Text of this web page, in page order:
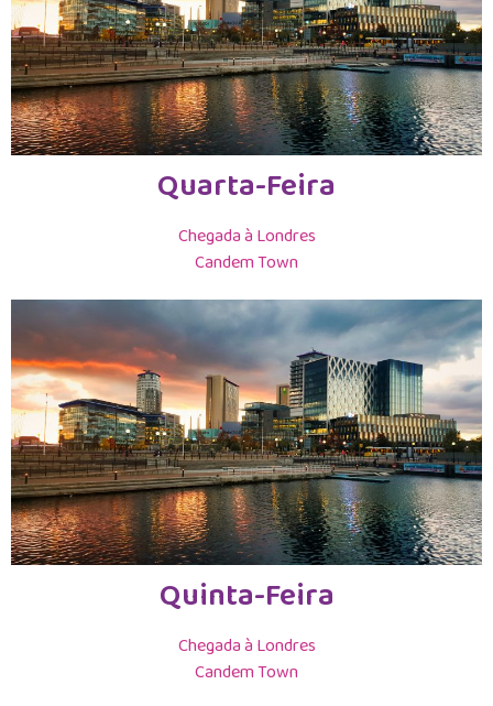
Quarta-Feira
Chegada à Londres
Candem Town
Quinta-Feira
Chegada à Londres
Candem Town